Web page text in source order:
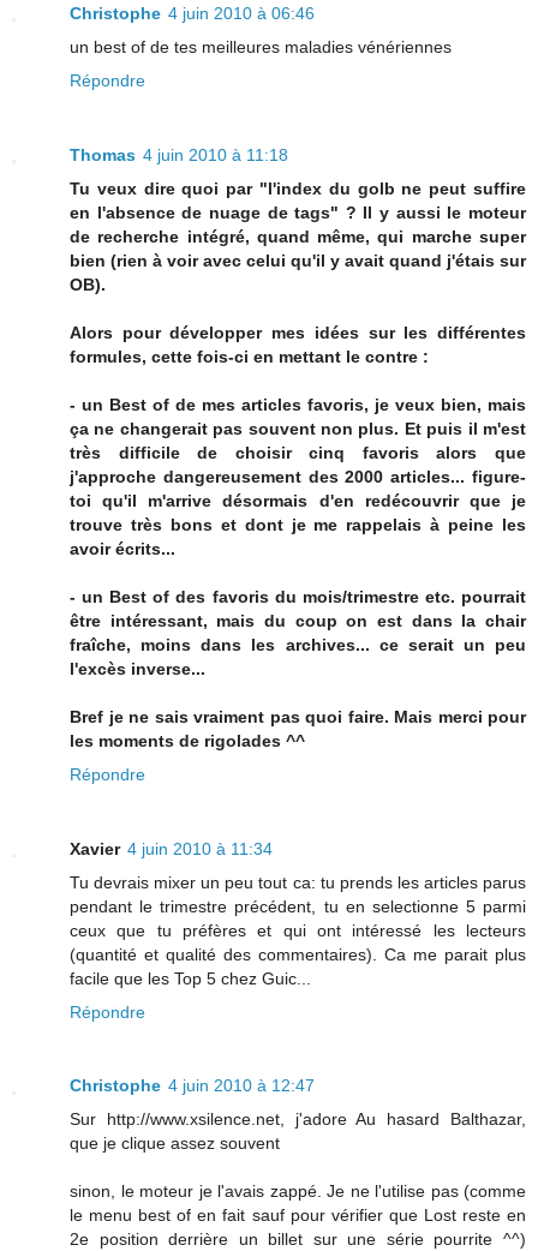
Christophe 4 juin 2010 à 06:46
un best of de tes meilleures maladies vénériennes
Répondre
Thomas 4 juin 2010 à 11:18
Tu veux dire quoi par "l'index du golb ne peut suffire
en l'absence de nuage de tags" ? Il y aussi le moteur
de recherche intégré, quand même, qui marche super
bien (rien à voir avec celui qu'il y avait quand j'étais sur
OB).
Alors pour développer mes idées sur les différentes
formules, cette fois-ci en mettant le contre :
- un Best of de mes articles favoris, je veux bien, mais
ça ne changerait pas souvent non plus. Et puis il m'est
très difficile de choisir cinq favoris alors que
j'approche dangereusement des 2000 articles... figure-
toi qu'il m'arrive désormais d'en redécouvrir que je
trouve très bons et dont je me rappelais à peine les
avoir écrits...
- un Best of des favoris du mois/trimestre etc. pourrait
être intéressant, mais du coup on est dans la chair
fraîche, moins dans les archives... ce serait un peu
l'excès inverse...
Bref je ne sais vraiment pas quoi faire. Mais merci pour
les moments de rigolades ^^
Répondre
Xavier 4 juin 2010 à 11:34
Tu devrais mixer un peu tout ca: tu prends les articles parus
pendant le trimestre précédent, tu en selectionne 5 parmi
ceux que tu préfères et qui ont intéressé les lecteurs
(quantité et qualité des commentaires). Ca me parait plus
facile que les Top 5 chez Guic...
Répondre
Christophe 4 juin 2010 à 12:47
Sur http://www.xsilence.net, j'adore Au hasard Balthazar,
que je clique assez souvent
sinon, le moteur je l'avais zappé. Je ne l'utilise pas (comme
le menu best of en fait sauf pour vérifier que Lost reste en
2e position derrière un billet sur une série pourrite ^^)